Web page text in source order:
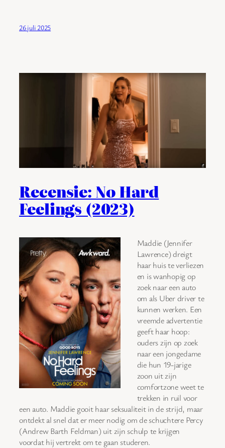
26 juli 2025
Recensie: No Hard
Feelings (2023)
Maddie (Jennifer
Lawrence) dreigt
haar huis te verliezen
en is wanhopig op
zoek naar een auto
om als Uber driver te
kunnen werken. Een
vreemde advertentie
geeft haar hoop:
ouders zijn op zoek
naar een jongedame
die hun 19-jarige
zoon uit zijn
comfortzone weet te
trekken in ruil voor
een auto. Maddie gooit haar seksualiteit in de strijd, maar
ontdekt al snel dat er meer nodig om de schuchtere Percy
(Andrew Barth Feldman) uit zijn schulp te krijgen
voordat hij vertrekt om te gaan studeren.